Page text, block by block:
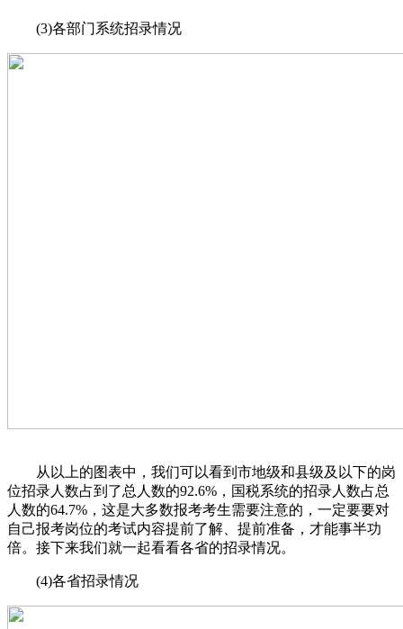
(3)各部门系统招录情况
从以上的图表中，我们可以看到市地级和县级及以下的岗
位招录人数占到了总人数的92.6%，国税系统的招录人数占总
人数的64.7%，这是大多数报考考生需要注意的，一定要要对
自己报考岗位的考试内容提前了解、提前准备，才能事半功
倍。接下来我们就一起看看各省的招录情况。
(4)各省招录情况